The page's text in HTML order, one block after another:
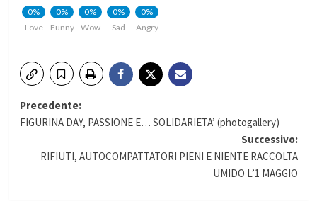
0%
Love
0%
Funny
0%
Wow
0%
Sad
0%
Angry
Navigazione
articolo
Precedente:
FIGURINA DAY, PASSIONE E… SOLIDARIETA’ (photogallery)
Successivo:
RIFIUTI, AUTOCOMPATTATORI PIENI E NIENTE RACCOLTA
UMIDO L’1 MAGGIO